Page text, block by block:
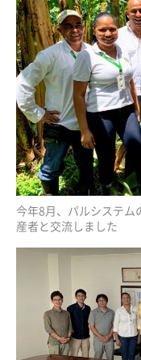
今年8月、パルシステム
産者と交流しました